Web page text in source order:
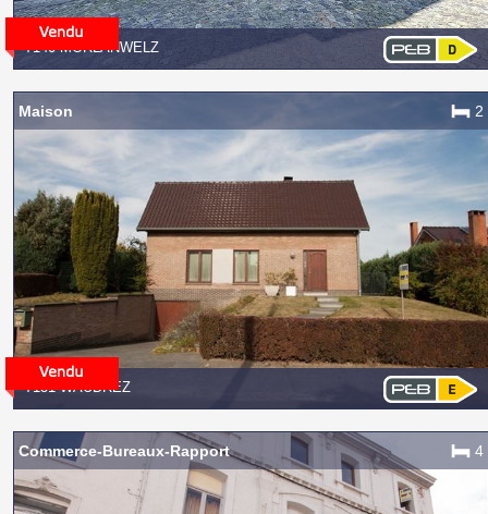
7140 MORLANWELZ
7131 WAUDREZ
Maison 2
Commerce-Bureaux-Rapport 4